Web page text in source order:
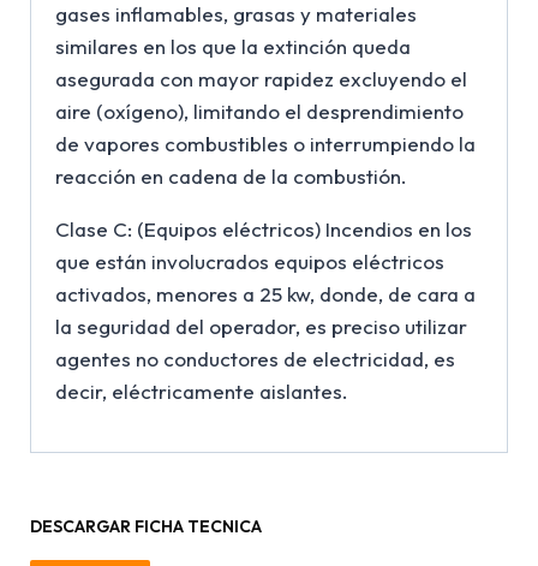
gases inflamables, grasas y materiales
similares en los que la extinción queda
asegurada con mayor rapidez excluyendo el
aire (oxígeno), limitando el desprendimiento
de vapores combustibles o interrumpiendo la
reacción en cadena de la combustión.
Clase C: (Equipos eléctricos) Incendios en los
que están involucrados equipos eléctricos
activados, menores a 25 kw, donde, de cara a
la seguridad del operador, es preciso utilizar
agentes no conductores de electricidad, es
decir, eléctricamente aislantes.
DESCARGAR FICHA TECNICA